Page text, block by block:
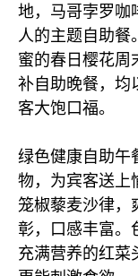
地，马哥孛罗咖
人的主题自助餐
蜜的春日樱花周
补自助晚餐，均
客大饱口福。
绿色健康自助午
物，为宾客送上
笼椒藜麦沙律，
彰，口感丰富。
充满营养的红菜